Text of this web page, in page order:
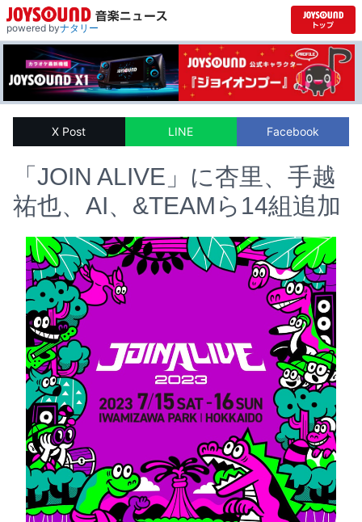
powered byナタリー
X Post LINE Facebook
「JOIN ALIVE」に杏里、手越
祐也、AI、&TEAMら14組追加